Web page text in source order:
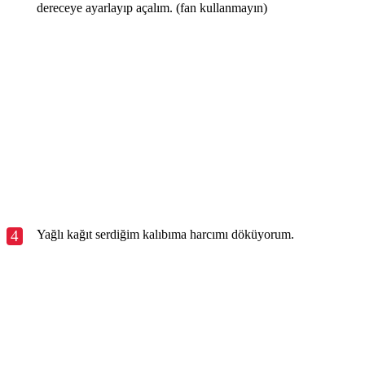
dereceye ayarlayıp açalım. (fan kullanmayın)
4 Yağlı kağıt serdiğim kalıbıma harcımı döküyorum.